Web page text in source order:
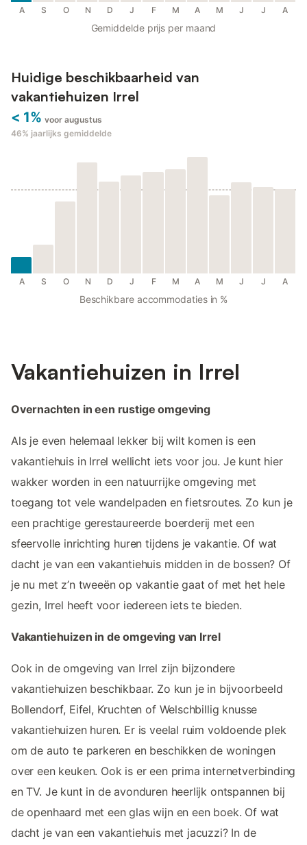
A S O N D J F M A M J J A
Gemiddelde prijs per maand
Huidige beschikbaarheid van
vakantiehuizen Irrel
< 1% voor augustus
46% jaarlijks gemiddelde
A S O N D J F M A M J J A
Beschikbare accommodaties in %
Vakantiehuizen in Irrel
Overnachten in een rustige omgeving
Als je even helemaal lekker bij wilt komen is een
vakantiehuis in Irrel wellicht iets voor jou. Je kunt hier
wakker worden in een natuurrijke omgeving met
toegang tot vele wandelpaden en fietsroutes. Zo kun je
een prachtige gerestaureerde boerderij met een
sfeervolle inrichting huren tijdens je vakantie. Of wat
dacht je van een vakantiehuis midden in de bossen? Of
je nu met z’n tweeën op vakantie gaat of met het hele
gezin, Irrel heeft voor iedereen iets te bieden.
Vakantiehuizen in de omgeving van Irrel
Ook in de omgeving van Irrel zijn bijzondere
vakantiehuizen beschikbaar. Zo kun je in bijvoorbeeld
Bollendorf, Eifel, Kruchten of Welschbillig knusse
vakantiehuizen huren. Er is veelal ruim voldoende plek
om de auto te parkeren en beschikken de woningen
over een keuken. Ook is er een prima internetverbinding
en TV. Je kunt in de avonduren heerlijk ontspannen bij
de openhaard met een glas wijn en een boek. Of wat
dacht je van een vakantiehuis met jacuzzi? In de